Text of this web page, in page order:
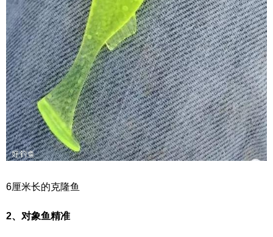
6厘米长的克隆鱼
2、对象鱼精准